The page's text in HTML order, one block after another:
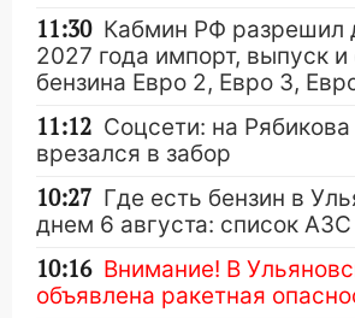
11:30 Кабмин РФ разрешил
2027 года импорт, выпуск
бензина Евро 2, Евро 3,
11:12 Соцсети: на
врезался в забор
10:27 Где есть бензин в
днем 6 августа: список АЗС
10:16 Внимание! В
объявлена ракетная